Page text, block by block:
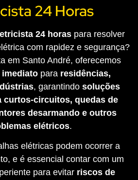
24 Horas
24 horaspara resolver
com rapidez e segurança?
em Santo André, oferecemos
para residências,
, garantindo soluções
curtos-circuitos, quedas de
desarmando e outros
elétricos.
elétricas podem ocorrer a
e é essencial contar com um
para evitar riscos de